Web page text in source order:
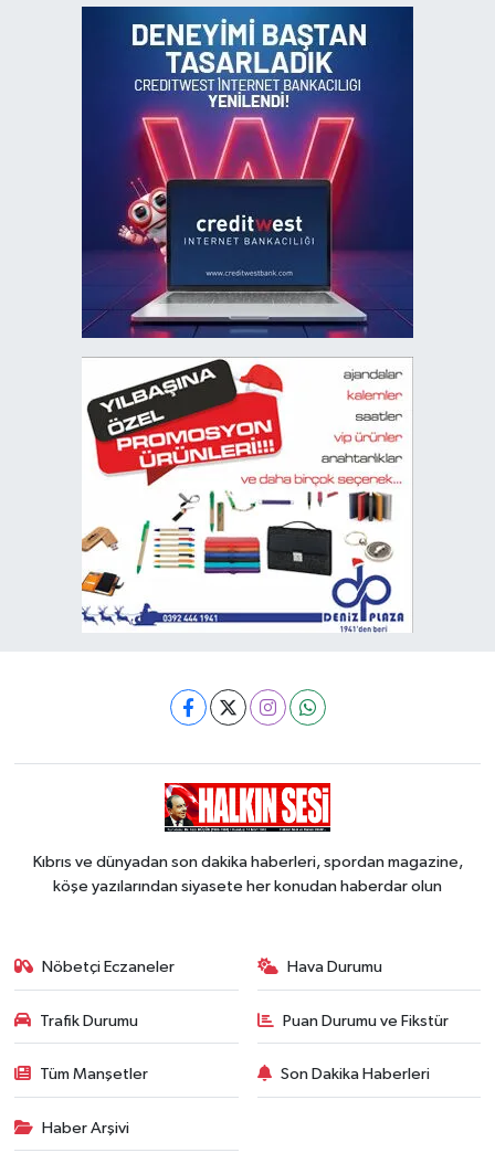
Kıbrıs ve dünyadan son dakika haberleri, spordan magazine,
köşe yazılarından siyasete her konudan haberdar olun
Nöbetçi Eczaneler Hava Durumu
Trafik Durumu Puan Durumu ve Fikstür
Tüm Manşetler Son Dakika Haberleri
Haber Arşivi